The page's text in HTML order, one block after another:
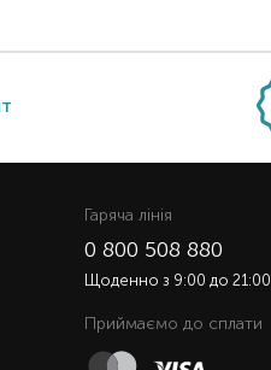
Гаряча лiнiя
0 800 508 880
Щоденно з 9:00 до 21:00
Приймаємо до сплати